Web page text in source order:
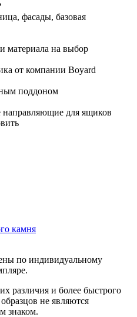
фасады, базовая
материала на выбор
от компании Boyard
поддоном
для ящиков
камня
по индивидуальному
различия и более быстрого
не являются
знаком.